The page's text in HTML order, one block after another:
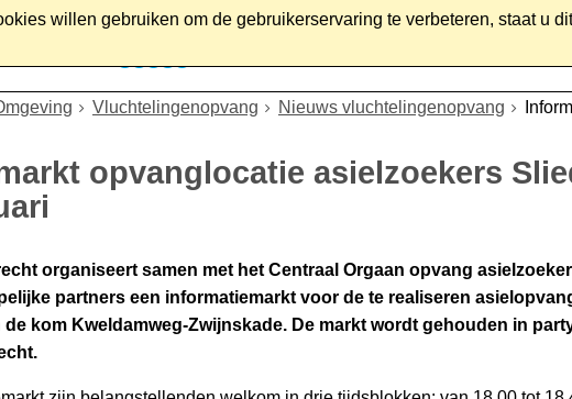
willen gebruiken om de gebruikerservaring te verbeteren, staat u
Vluchtelingenopvang Nieuws vluchtelingenopvang
opvanglocatie asielzoekers
organiseert samen met het Centraal Orgaan opvang
partners een informatiemarkt voor de te realiseren
kom Kweldamweg-Zwijnskade. De markt wordt gehouden in